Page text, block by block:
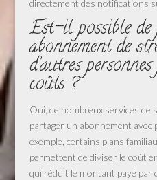
directement des notifications
Est-il possible de
abonnement de
d’autres
coûts ?
Oui, de nombreux services de
partager un abonnement
exemple, certains plans
permettent de diviser le coût
qui réduit le montant payé par